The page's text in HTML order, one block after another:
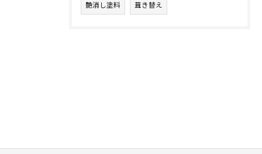
艶消し塗料 葺き替え